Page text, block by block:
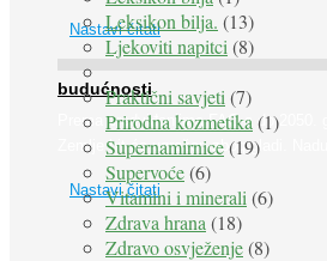
Nastavi čitati
budućnosti
Prema predviđanjima FAO-a do
Zemlje bit će ugrožen zbog gladi.
Nastavi čitati
Leksikon bilja. (13)
Ljekoviti napitci (8)
Praktični savjeti (7)
Prirodna kozmetika (1)
Supernamirnice(19)
Supervoće(6)
Vitamini i minerali (6)
Zdrava hrana (18)
Zdravo osvježenje(8)